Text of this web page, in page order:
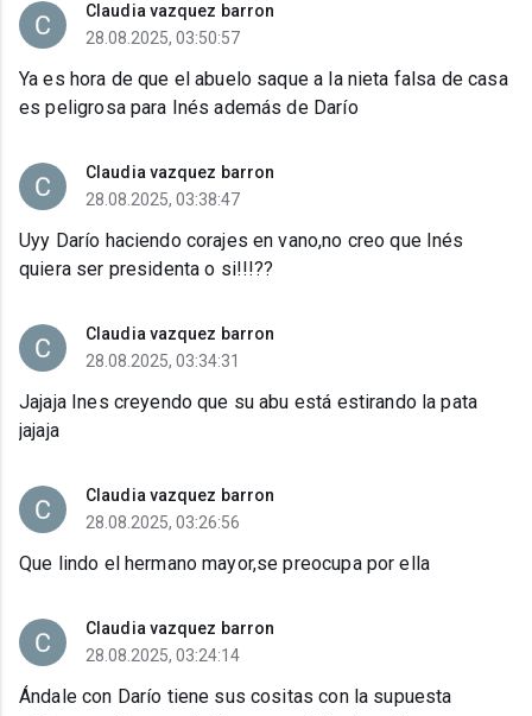
Claudia vazquez barron
28.08.2025, 03:50:57
Ya es hora de que el abuelo saque a la nieta falsa de casa
es peligrosa para Inés además de Darío
Claudia vazquez barron
28.08.2025, 03:38:47
Uyy Darío haciendo corajes en vano,no creo que Inés
quiera ser presidenta o si!!!??
Claudia vazquez barron
28.08.2025, 03:34:31
Jajaja Ines creyendo que su abu está estirando la pata
jajaja
Claudia vazquez barron
28.08.2025, 03:26:56
Que lindo el hermano mayor,se preocupa por ella
Claudia vazquez barron
28.08.2025, 03:24:14
Ándale con Darío tiene sus cositas con la supuesta